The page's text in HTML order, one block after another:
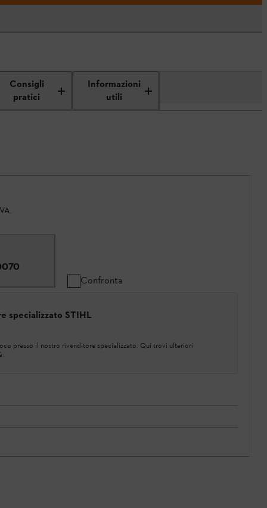
Consigli
pratici
Informazioni
utili
Confronta
specializzato STIHL
presso il nostro rivenditore specializzato. Qui trovi ulteriori